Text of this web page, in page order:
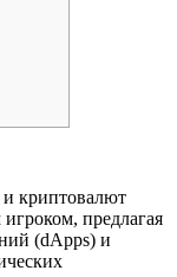
криптовалют
предлагая
(dApps) и